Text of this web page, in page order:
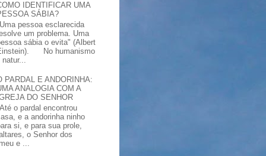
IDENTIFICAR UMA
SÁBIA?
pessoa esclarecida
um problema. Uma
sábia o evita" (Albert
No humanismo
PARDAL E ANDORINHA:
ANALOGIA COM A
DO SENHOR
o pardal encontrou
e a andorinha ninho
si, e para sua prole,
o Senhor dos
e ...